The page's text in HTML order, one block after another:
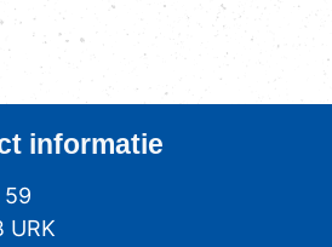
informatie
59
URK